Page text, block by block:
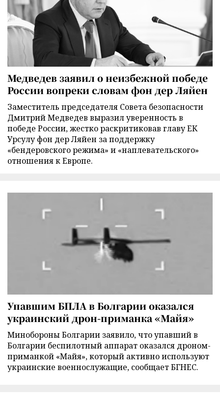
Медведев заявил о неизбежной победе
России вопреки словам фон дер Ляйен
Заместитель председателя Совета безопасности
Дмитрий Медведев выразил уверенность в
победе России, жестко раскритиковав главу ЕК
Урсулу фон дер Ляйен за поддержку
«бендеровского режима» и «наплевательского»
отношения к Европе.
Упавшим БПЛА в Болгарии оказался
украинский дрон-приманка «Майя»
Минобороны Болгарии заявило, что упавший в
Болгарии беспилотный аппарат оказался дроном-
приманкой «Майя», который активно используют
украинские военнослужащие, сообщает БГНЕС.